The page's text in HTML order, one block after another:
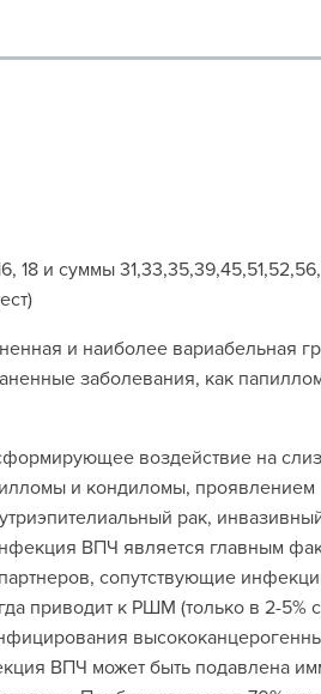
и суммы
и наиболее вариабельная
заболевания, как
воздействие на
и кондиломы, проявлением
рак,
ВПЧ является главным
сопутствующие
приводит к РШМ (только в 2-5%
ВПЧ может быть подавлена